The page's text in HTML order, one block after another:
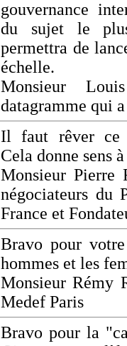
gouvernance
du sujet le
permettra de
échelle.
Monsieur
datagramme qui
Il faut rêver ce
Cela donne sens
Monsieur Pierre
négociateurs du
France et
Bravo pour
hommes et les
Monsieur Rémy
Medef Paris
Bravo pour la